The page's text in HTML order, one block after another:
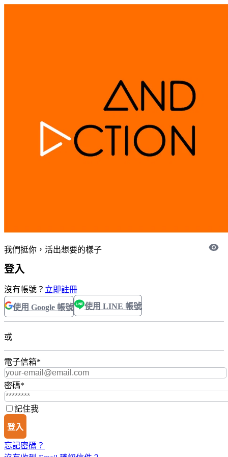
我們挺你，活出想要的樣子
登入
沒有帳號？ 立即註冊
使用 Google 帳號 使用 LINE 帳號
或
電子信箱*
密碼*
記住我
登入
忘記密碼？